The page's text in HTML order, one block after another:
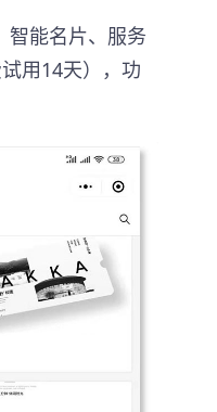
智能名片、服务
用14天），功